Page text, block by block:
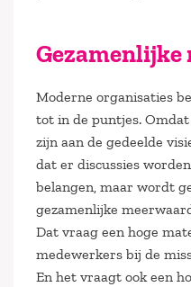
Gezamenlijke
Moderne organisaties
tot in de puntjes.
zijn aan de gedeelde
dat er discussies
belangen, maar wordt
gezamenlijke
Dat vraag een hoge
medewerkers bij de
En het vraagt ook een